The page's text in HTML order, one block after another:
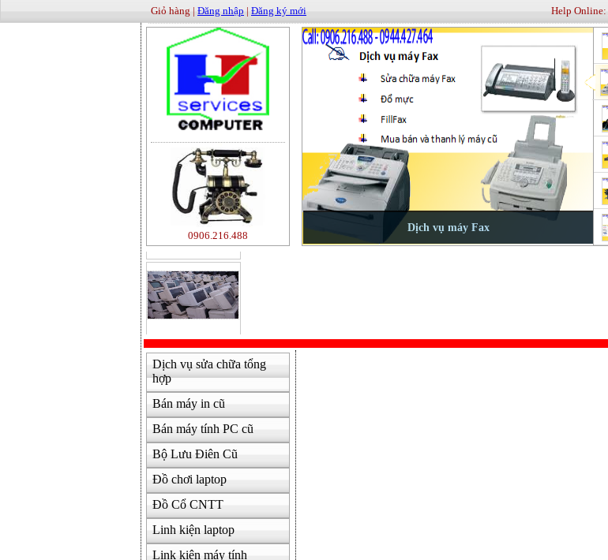
Giỏ hàng | Đăng nhập | Đăng ký mới Help Online:
0906.216.488
500000
Dịch vụ sửa chữa tổng
hợp
Bán máy in cũ
Bán máy tính PC cũ
Bộ Lưu Điên Cũ
Đồ chơi laptop
Đồ Cổ CNTT
Linh kiện laptop
Link kiện máy tính